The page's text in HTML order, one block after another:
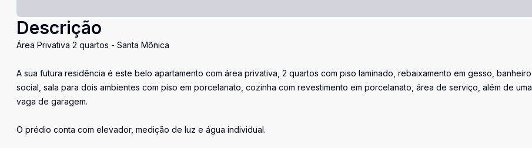
Descrição
Área Privativa 2 quartos - Santa Mônica
A sua futura residência é este belo apartamento com área privativa, 2 quartos com piso laminado, rebaixamento em gesso, banheiro
social, sala para dois ambientes com piso em porcelanato, cozinha com revestimento em porcelanato, área de serviço, além de uma
vaga de garagem.
O prédio conta com elevador, medição de luz e água individual.